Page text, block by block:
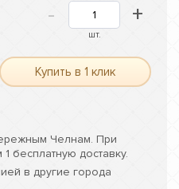
- +
шт.
Купить в 1 клик
Челнам. При
бесплатную доставку.
в другие города